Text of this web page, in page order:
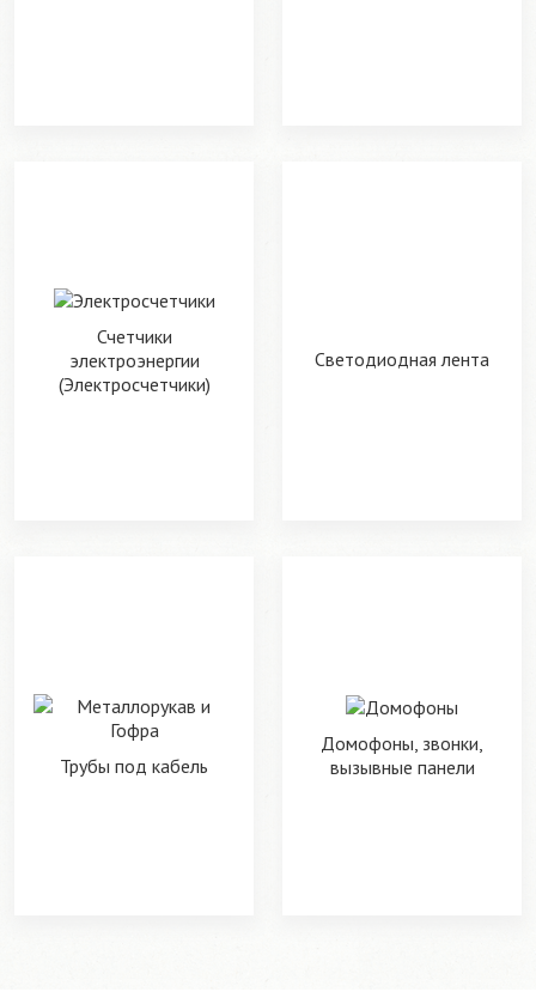
Счетчики
электроэнергии
(Электросчетчики)
Светодиодная лента
Трубы под кабель
Домофоны, звонки,
вызывные панели